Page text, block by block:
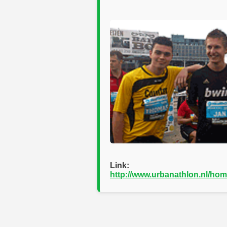
Link:
http://www.urbanathlon.nl/